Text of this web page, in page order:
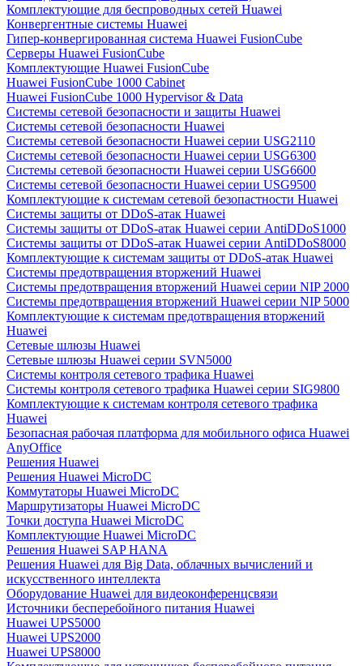
Комплектующие для беспроводных сетей Huawei
Конвергентные системы Huawei
Гипер-конвергированная система Huawei FusionCube
Серверы Huawei FusionCube
Комплектующие Huawei FusionCube
Huawei FusionCube 1000 Cabinet
Huawei FusionCube 1000 Hypervisor & Data
Системы сетевой безопасности и защиты Huawei
Системы сетевой безопасности Huawei
Системы сетевой безопасности Huawei серии USG2110
Системы сетевой безопасности Huawei серии USG6300
Системы сетевой безопасности Huawei серии USG6600
Системы сетевой безопасности Huawei серии USG9500
Комплектующие к системам сетевой безопастности Huawei
Системы защиты от DDoS-атак Huawei
Системы защиты от DDoS-атак Huawei серии AntiDDoS1000
Системы защиты от DDoS-атак Huawei серии AntiDDoS8000
Комплектующие к системам защиты от DDoS-атак Huawei
Системы предотвращения вторжений Huawei
Системы предотвращения вторжений Huawei серии NIP 2000
Системы предотвращения вторжений Huawei серии NIP 5000
Комплектующие к системам предотвращения вторжений
Huawei
Сетевые шлюзы Huawei
Сетевые шлюзы Huawei серии SVN5000
Системы контроля сетевого трафика Huawei
Системы контроля сетевого трафика Huawei серии SIG9800
Комплектующие к системам контроля сетевого трафика
Huawei
Безопасная рабочая платформа для мобильного офиса Huawei
AnyOffice
Решения Huawei
Решения Huawei MicroDC
Коммутаторы Huawei MicroDC
Маршрутизаторы Huawei MicroDC
Точки доступа Huawei MicroDC
Комплектующие Huawei MicroDC
Решения Huawei SAP HANA
Решения Huawei для Big Data, облачных вычислений и
искусственного интеллекта
Оборудование Huawei для видеоконференцсвязи
Источники бесперебойного питания Huawei
Huawei UPS5000
Huawei UPS2000
Huawei UPS8000